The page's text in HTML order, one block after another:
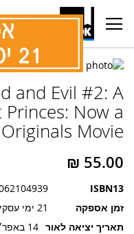
Skip
Content
and Evil #2: A
Now a
Movie
ISBN13
זמן אספקה
21 ימי עסקים - לא במלאי בארץ
תאריך יציאה לאור 14 באפר׳ 2015
לדלג
של
גלריית
תמונות
להתחלה
של
גלריית
תמונות